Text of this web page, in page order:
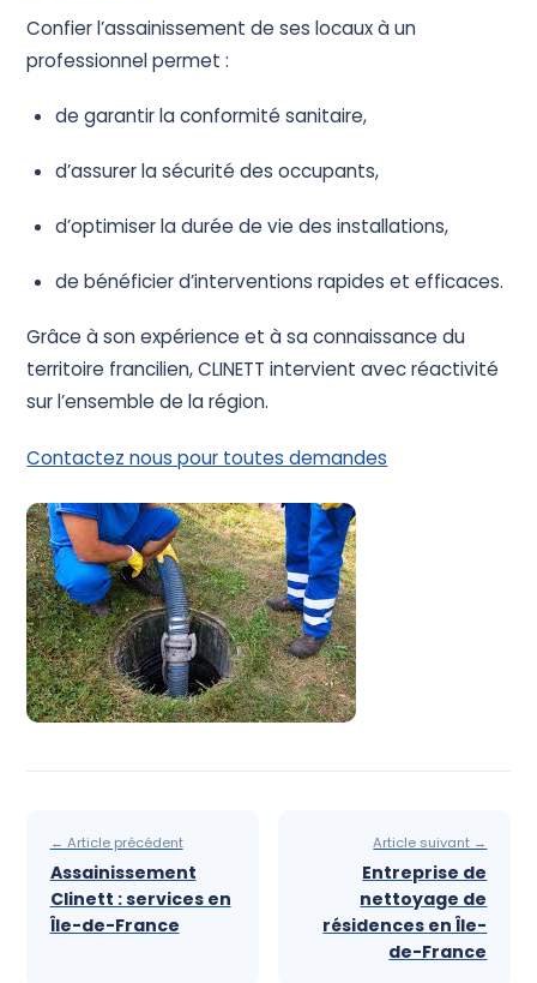
Confier l’assainissement de ses locaux à un
professionnel permet :
de garantir la conformité sanitaire,
d’assurer la sécurité des occupants,
d’optimiser la durée de vie des installations,
de bénéficier d’interventions rapides et efficaces.
Grâce à son expérience et à sa connaissance du
territoire francilien, CLINETT intervient avec réactivité
sur l’ensemble de la région.
Contactez nous pour toutes demandes
← Article précédent
Assainissement
Clinett : services en
Île-de-France
Article suivant →
Entreprise de
nettoyage de
résidences en Île-
de-France